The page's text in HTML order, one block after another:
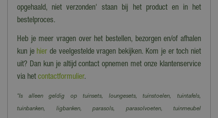
opgehaald, niet verzonden' staan bij het product en in het
bestelproces.
Heb je meer vragen over het bestellen, bezorgen en/of afhalen
kun je hier de veelgestelde vragen bekijken. Kom je er toch niet
uit? Dan kun je altijd contact opnemen met onze klantenservice
via het contactformulier.
*Is alleen geldig op tuinsets, loungesets, tuinstoelen, tuintafels,
tuinbanken, ligbanken, parasols, parasolvoeten, tuinmeubel